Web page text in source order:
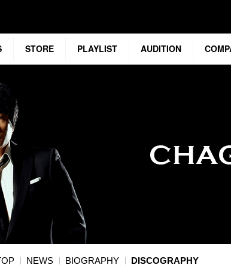
STORE PLAYLIST AUDITION
NEWS BIOGRAPHY DISCOGRAPHY